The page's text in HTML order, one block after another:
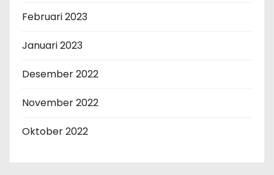
Februari 2023
Januari 2023
Desember 2022
November 2022
Oktober 2022